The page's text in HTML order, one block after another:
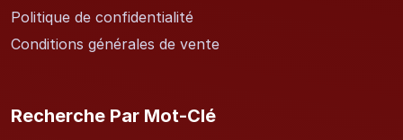
Politique de confidentialité
Conditions générales de vente
Recherche Par Mot-Clé